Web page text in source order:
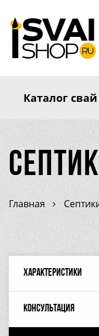
Каталог свай
Главная
Характеристики
Консультация